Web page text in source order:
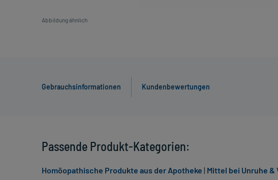
Abbildung ähnlich
Gebrauchsinformationen Kundenbewertungen
Passende Produkt-Kategorien:
Homöopathische Produkte aus der Apotheke | Mittel bei Unruhe &